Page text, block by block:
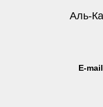
Аль-
E-